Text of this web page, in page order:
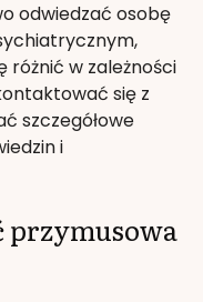
odwiedzać osobę
różnić w zależności
się z
szczegółowe
i
przymusowa